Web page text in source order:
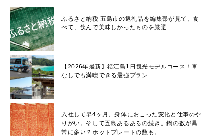
ふるさと納税 五島市の返礼品を編集部が見て、食
べて、飲んで美味しかったものを厳選
【2026年最新】福江島1日観光モデルコース！車
なしでも満喫できる最強プラン
入社して早4ヶ月。身体におこった変化と仕事のや
りがい。そして五島あるあるの続き。鍋の数が異
常に多い？ホットプレートの数も。